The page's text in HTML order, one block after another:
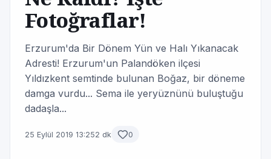
Fotoğraflar!
Erzurum'da Bir Dönem Yün ve Halı Yıkanacak
Adresti! Erzurum'un Palandöken ilçesi
Yıldızkent semtinde bulunan Boğaz, bir döneme
damga vurdu... Sema ile yeryüznünü buluştuğu
dadaşla...
25 Eylül 2019 13:252 dk 0